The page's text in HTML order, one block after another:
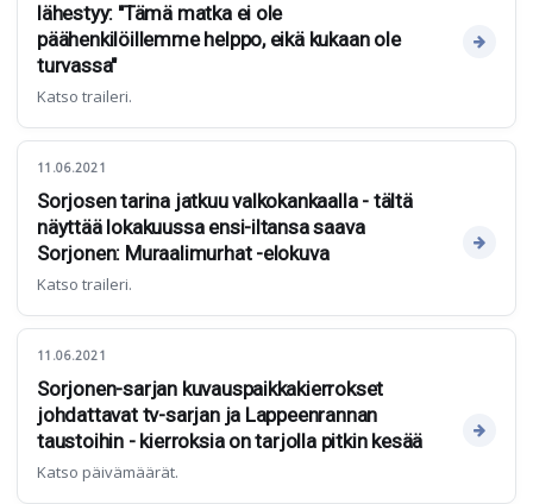
lähestyy: "Tämä matka ei ole
päähenkilöillemme helppo, eikä kukaan ole
turvassa"
Katso traileri.
11.06.2021
Sorjosen tarina jatkuu valkokankaalla - tältä
näyttää lokakuussa ensi-iltansa saava
Sorjonen: Muraalimurhat -elokuva
Katso traileri.
11.06.2021
Sorjonen-sarjan kuvauspaikkakierrokset
johdattavat tv-sarjan ja Lappeenrannan
taustoihin - kierroksia on tarjolla pitkin kesää
Katso päivämäärät.